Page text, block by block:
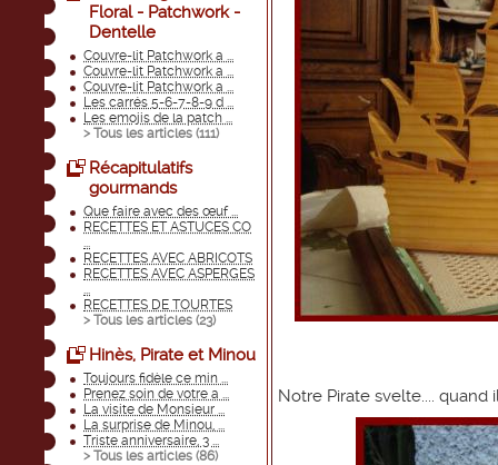
Floral - Patchwork -
Dentelle
Couvre-lit Patchwork a ...
Couvre-lit Patchwork a ...
Couvre-lit Patchwork a ...
Les carrés 5-6-7-8-9 d ...
Les emojis de la patch ...
> Tous les articles (111)
Récapitulatifs
gourmands
Que faire avec des œuf ...
RECETTES ET ASTUCES CO
...
RECETTES AVEC ABRICOTS
RECETTES AVEC ASPERGES
...
RECETTES DE TOURTES
> Tous les articles (23)
Hinès, Pirate et Minou
Toujours fidèle ce min ...
Prenez soin de votre a ...
La visite de Monsieur ...
La surprise de Minou, ...
Triste anniversaire, 3 ...
> Tous les articles (86)
Notre Pirate svelte.... quand